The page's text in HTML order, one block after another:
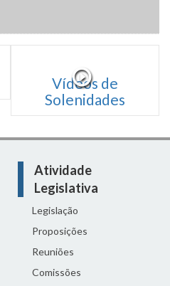
Vídeos de
Solenidades
Atividade
Legislativa
Legislação
Proposições
Reuniões
Comissões